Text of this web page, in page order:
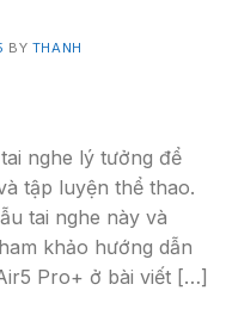
BY THANH
nghe lý tưởng để
tập luyện thể thao.
tai nghe này và
khảo hướng dẫn
Pro+ ở bài viết […]